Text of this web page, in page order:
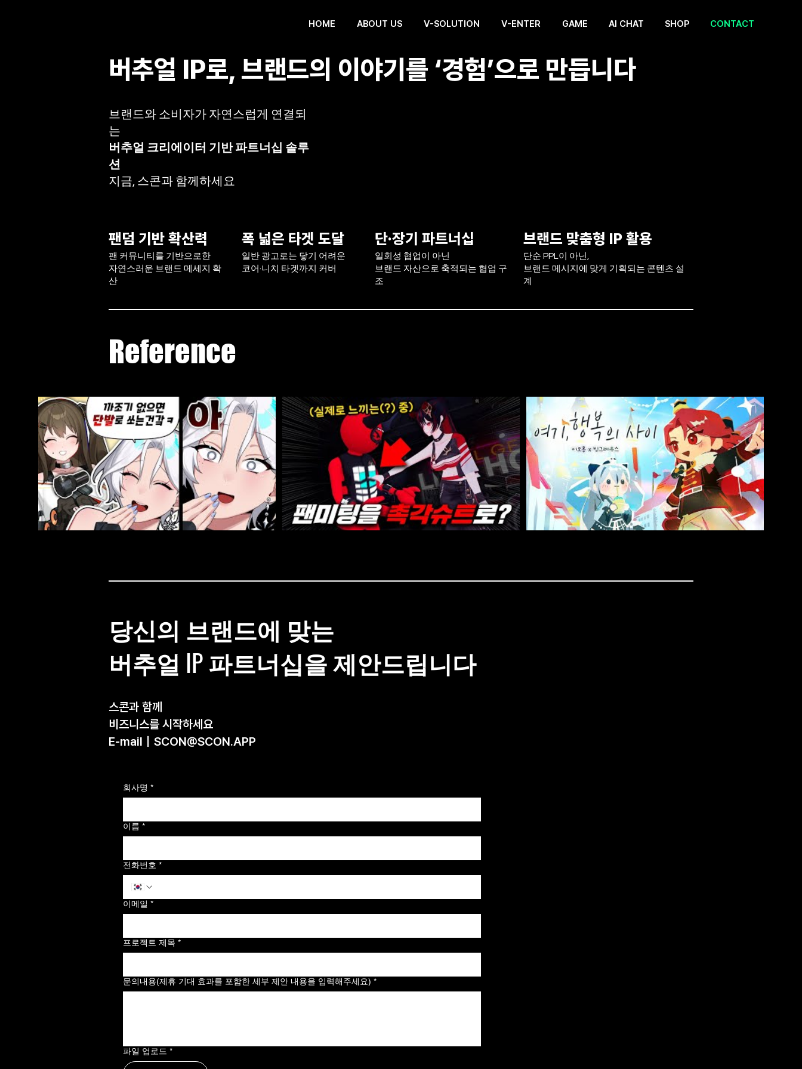
HOME ABOUT US V-SOLUTION V-ENTER GAME AI CHAT SHOP CONTACT
버추얼 IP로, 브랜드의 이야기를 ‘경험’으로 만듭니다
브랜드와 소비자가 자연스럽게 연결되
는
버추얼 크리에이터 기반 파트너십 솔루
션
지금, 스콘과 함께하세요
팬덤 기반 확산력
팬 커뮤니티를 기반으로한
자연스러운 브랜드 메세지 확
산
폭 넓은 타겟 도달
일반 광고로는 닿기 어려운
코어·니치 타겟까지 커버
단·장기 파트너십
일회성 협업이 아닌
브랜드 자산으로 축적되는 협업 구
조
브랜드 맞춤형 IP 활용
단순 PPL이 아닌,
브랜드 메시지에 맞게 기획되는 콘텐츠 설
계
Reference
당신의 브랜드에 맞는
버추얼 IP 파트너십을 제안드립니다
스콘과 함께
비즈니스를 시작하세요
E-mail｜ SCON@SCON.APP
회사명 *
이름 *
전화번호 *
이메일 *
프로젝트 제목 *
문의내용(제휴 기대 효과를 포함한 세부 제안 내용을 입력해주세요) *
파일 업로드 *